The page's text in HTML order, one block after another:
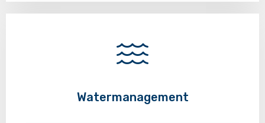
over
Watermanagement